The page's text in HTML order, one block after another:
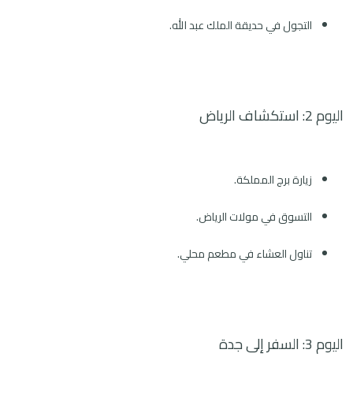
التجول في حديقة الملك عبد الله.
اليوم 2: استكشاف الرياض
زيارة برج المملكة.
التسوق في مولات الرياض.
تناول العشاء في مطعم محلي.
اليوم 3: السفر إلى جدة